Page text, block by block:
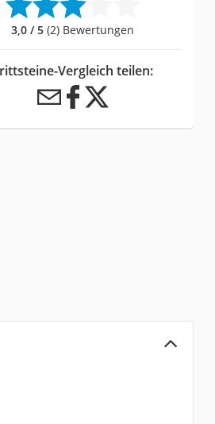
3,0 / 5 (2) Bewertungen
Vergleich teilen: